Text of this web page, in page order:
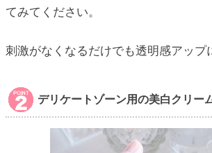
てみてください。
刺激がなくなるだけでも透明感アップ
デリケートゾーン用の美白クリー